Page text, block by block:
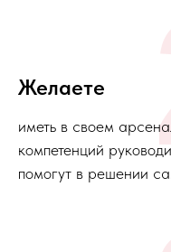
Желаете
иметь в своем
компетенций
помогут в решении